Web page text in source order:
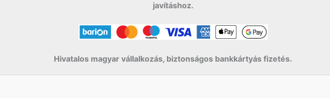
javításhoz.
Hivatalos magyar vállalkozás, biztonságos bankkártyás fizetés.